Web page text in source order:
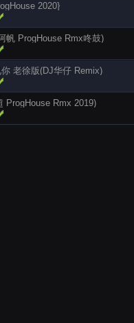
2020}
帆 ProgHouse Rmx咚鼓)
老徐版(DJ华仔 Remix)
ProgHouse Rmx 2019)